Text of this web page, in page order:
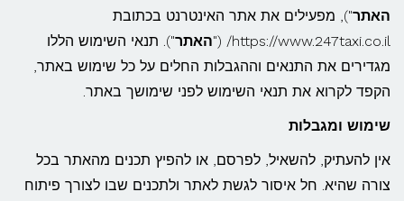
האתר"), מפעילים את אתר האינטרנט בכתובת
https://www.247taxi.co.il/ ("
האתר"). תנאי השימוש הללו
מגדירים את התנאים וההגבלות החלים על כל שימוש באתר,
הקפד לקרוא את תנאי השימוש לפני שימושך באתר.
שימוש ומגבלות
אין להעתיק, להשאיל, לפרסם, או להפיץ תכנים מהאתר בכל
צורה שהיא. חל איסור לגשת לאתר ולתכנים שבו לצורך פיתוח